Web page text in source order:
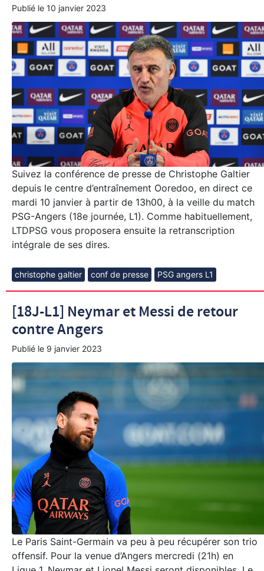
Publié le 10 janvier 2023
Suivez la conférence de presse de Christophe Galtier
depuis le centre d’entraînement Ooredoo, en direct ce
mardi 10 janvier à partir de 13h00, à la veille du match
PSG-Angers (18e journée, L1). Comme habituellement,
LTDPSG vous proposera ensuite la retranscription
intégrale de ses dires.
christophe galtier conf de presse PSG angers L1
[18J-L1] Neymar et Messi de retour
contre Angers
Publié le 9 janvier 2023
Le Paris Saint-Germain va peu à peu récupérer son trio
offensif. Pour la venue d’Angers mercredi (21h) en